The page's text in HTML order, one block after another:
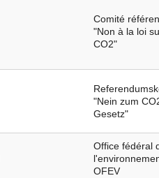
Comité
"Non à la loi
CO2"
"Nein zum
Gesetz"
Office fédéral
OFEV